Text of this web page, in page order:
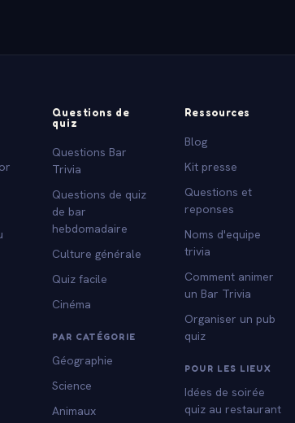
Questions de
quiz
Questions Bar
Trivia
Questions de quiz
de bar
hebdomadaire
Culture générale
Quiz facile
Cinéma
PAR CATÉGORIE
Géographie
Science
Animaux
Ressources
Blog
Kit presse
Questions et
reponses
Noms d'equipe
trivia
Comment animer
un Bar Trivia
Organiser un pub
quiz
POUR LES LIEUX
Idées de soirée
quiz au restaurant